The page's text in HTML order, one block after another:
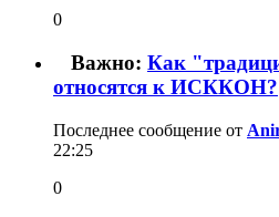
0
Важно: Как
относятся к ИСККОН?
Последнее сообщение от
22:25
0